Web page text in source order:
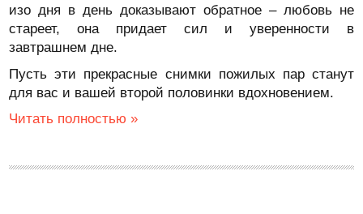
изо дня в день доказывают обратное – любовь не
стареет, она придает сил и уверенности в
завтрашнем дне.
Пусть эти прекрасные снимки пожилых пар станут
для вас и вашей второй половинки вдохновением.
Читать полностью »